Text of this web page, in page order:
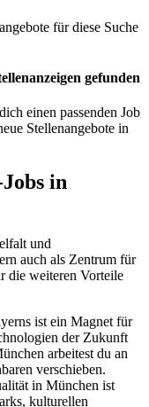
für diese Suche
gefunden
einen passenden Job
Stellenangebote in
in
und
auch als Zentrum für
die weiteren Vorteile
ist ein Magnet für
der Zukunft
arbeitest du an
verschieben.
in München ist
kulturellen